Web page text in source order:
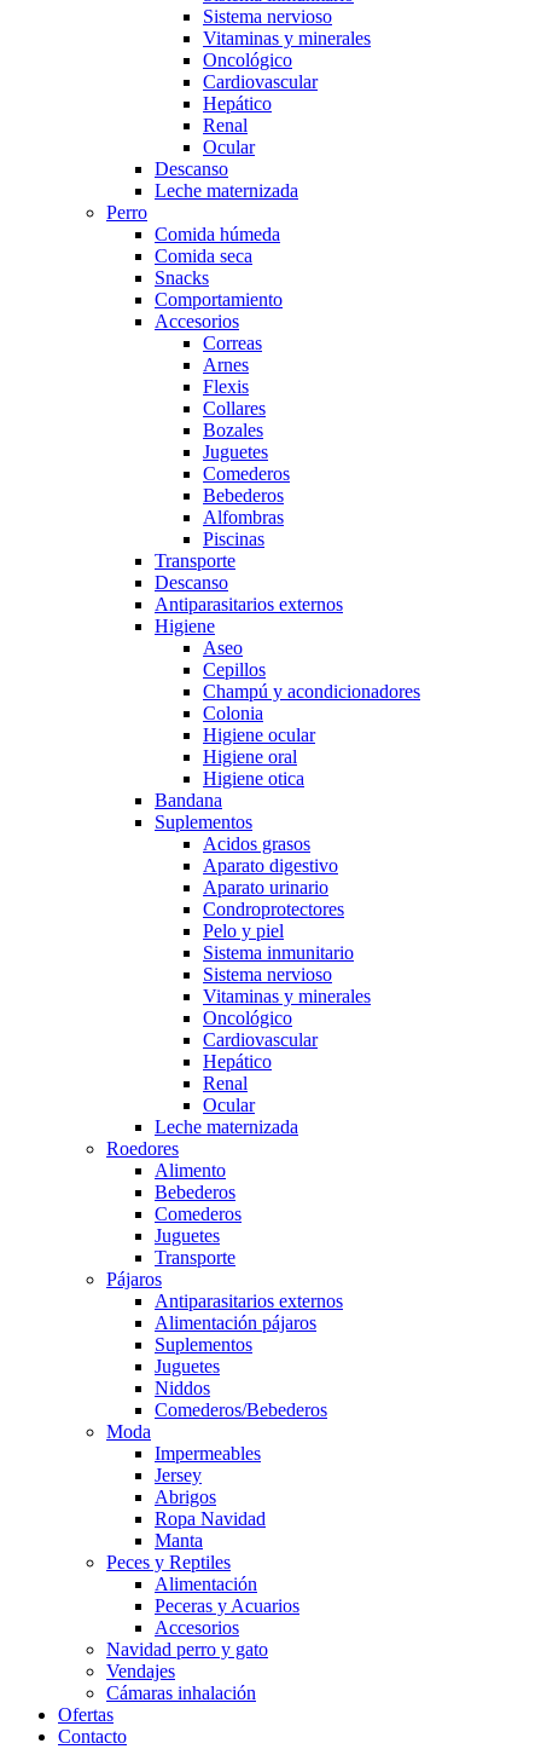
Sistema nervioso
Vitaminas y minerales
Oncológico
Cardiovascular
Hepático
Renal
Ocular
Descanso
Leche maternizada
Perro
Comida húmeda
Comida seca
Snacks
Comportamiento
Accesorios
Correas
Arnes
Flexis
Collares
Bozales
Juguetes
Comederos
Bebederos
Alfombras
Piscinas
Transporte
Descanso
Antiparasitarios externos
Higiene
Aseo
Cepillos
Champú y acondicionadores
Colonia
Higiene ocular
Higiene oral
Higiene otica
Bandana
Suplementos
Acidos grasos
Aparato digestivo
Aparato urinario
Condroprotectores
Pelo y piel
Sistema inmunitario
Sistema nervioso
Vitaminas y minerales
Oncológico
Cardiovascular
Hepático
Renal
Ocular
Leche maternizada
Roedores
Alimento
Bebederos
Comederos
Juguetes
Transporte
Pájaros
Antiparasitarios externos
Alimentación pájaros
Suplementos
Juguetes
Niddos
Comederos/Bebederos
Moda
Impermeables
Jersey
Abrigos
Ropa Navidad
Manta
Peces y Reptiles
Alimentación
Peceras y Acuarios
Accesorios
Navidad perro y gato
Vendajes
Cámaras inhalación
Ofertas
Contacto